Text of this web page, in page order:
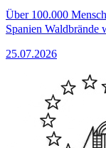
Über 100.000
Spanien Waldbrände
25.07.2026